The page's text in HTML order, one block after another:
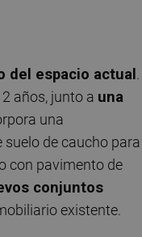
del espacio actual .
años, junto a una
una
de caucho para
con pavimento de
conjuntos
existente.